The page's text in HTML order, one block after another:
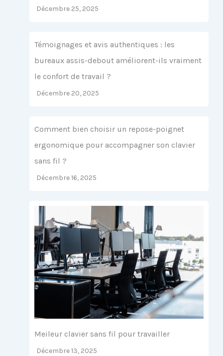
Décembre 25, 2025
Témoignages et avis authentiques : les
bureaux assis-debout améliorent-ils vraiment
le confort de travail ?
Décembre 20, 2025
Comment bien choisir un repose-poignet
ergonomique pour accompagner son clavier
sans fil ?
Décembre 16, 2025
Meileur clavier sans fil pour travailler
Décembre 13, 2025